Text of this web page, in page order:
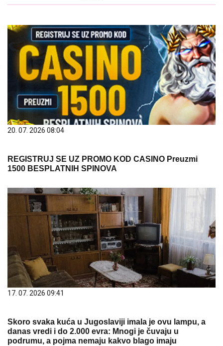
20. 07. 2026 08:04
REGISTRUJ SE UZ PROMO KOD CASINO Preuzmi
1500 BESPLATNIH SPINOVA
17. 07. 2026 09:41
Skoro svaka kuća u Jugoslaviji imala je ovu lampu, a
danas vredi i do 2.000 evra: Mnogi je čuvaju u
podrumu, a pojma nemaju kakvo blago imaju